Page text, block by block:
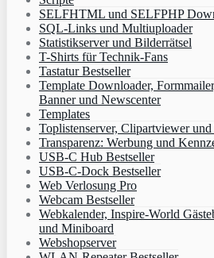
SELFHTML und SELFPHP
SQL-Links und Multiuploader
Statistikserver und Bilderrätsel
T-Shirts für Technik-Fans
Tastatur Bestseller
Template Downloader,
Banner und Newscenter
Templates
Toplistenserver, Clipartviewer und
Transparenz: Werbung und
USB-C Hub Bestseller
USB-C-Dock Bestseller
Web Verlosung Pro
Webcam Bestseller
Webkalender, Inspire-World
und Miniboard
Webshopserver